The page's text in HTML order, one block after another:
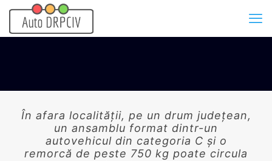
În afara localităţii, pe un drum judeţean,
un ansamblu format dintr-un
autovehicul din categoria C şi o
remorcă de peste 750 kg poate circula